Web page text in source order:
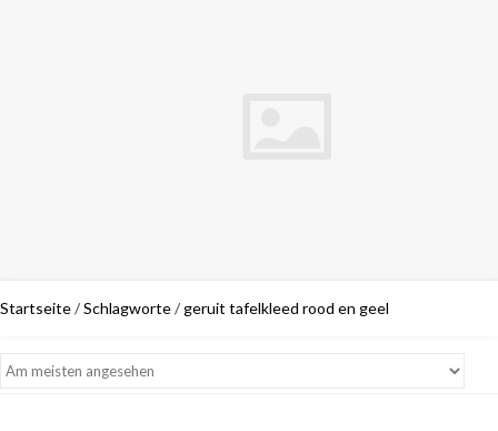
Startseite/Schlagworte/geruit tafelkleed rood en geel